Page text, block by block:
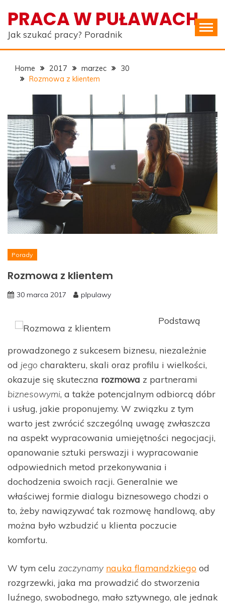
content
PRACA W PUŁAWACH
Jak szukać pracy? Poradnik
Home 2017 marzec
30
Rozmowa z klientem
Porady
Rozmowa z klientem
30 marca 2017 plpulawy
Podstawą
prowadzonego z sukcesem biznesu, niezależnie
od jego charakteru, skali oraz profilu i wielkości,
okazuje się skuteczna rozmowa z partnerami
biznesowymi, a także potencjalnym odbiorcą dóbr
i usług, jakie proponujemy. W związku z tym
warto jest zwrócić szczególną uwagę zwłaszcza
na aspekt wypracowania umiejętności negocjacji,
opanowanie sztuki perswazji i wypracowanie
odpowiednich metod przekonywania i
dochodzenia swoich racji. Generalnie we
właściwej formie dialogu biznesowego chodzi o
to, żeby nawiązywać tak rozmowę handlową, aby
można było wzbudzić u klienta poczucie
komfortu.
W tym celu zaczynamy nauka flamandzkiego od
rozgrzewki, jaka ma prowadzić do stworzenia
luźnego, swobodnego, mało sztywnego, ale jednak